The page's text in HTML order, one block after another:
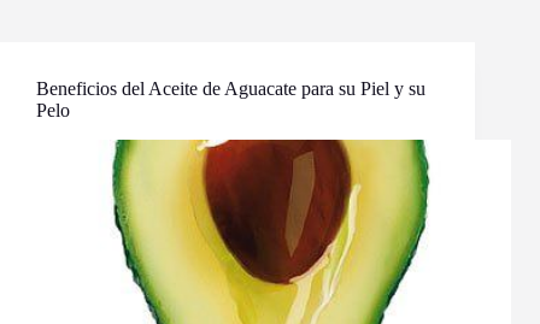
Beneficios del Aceite de Aguacate para su Piel y su
Pelo